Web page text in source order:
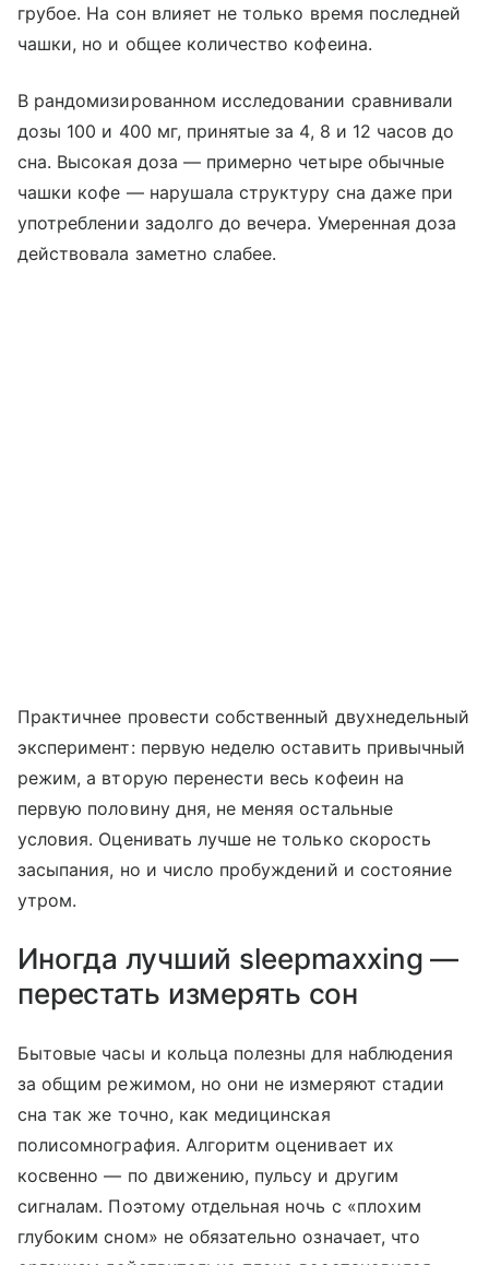
грубое. На сон влияет не только время последней
чашки, но и общее количество кофеина.
В рандомизированном исследовании сравнивали
дозы 100 и 400 мг, принятые за 4, 8 и 12 часов до
сна. Высокая доза — примерно четыре обычные
чашки кофе — нарушала структуру сна даже при
употреблении задолго до вечера. Умеренная доза
действовала заметно слабее.
Практичнее провести собственный двухнедельный
эксперимент: первую неделю оставить привычный
режим, а вторую перенести весь кофеин на
первую половину дня, не меняя остальные
условия. Оценивать лучше не только скорость
засыпания, но и число пробуждений и состояние
утром.
Иногда лучший sleepmaxxing —
перестать измерять сон
Бытовые часы и кольца полезны для наблюдения
за общим режимом, но они не измеряют стадии
сна так же точно, как медицинская
полисомнография. Алгоритм оценивает их
косвенно — по движению, пульсу и другим
сигналам. Поэтому отдельная ночь с «плохим
глубоким сном» не обязательно означает, что